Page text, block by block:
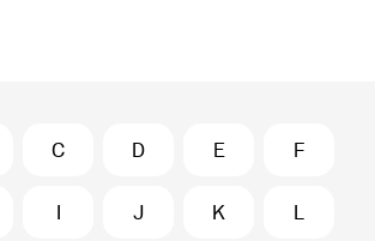
C D E F
I J K L